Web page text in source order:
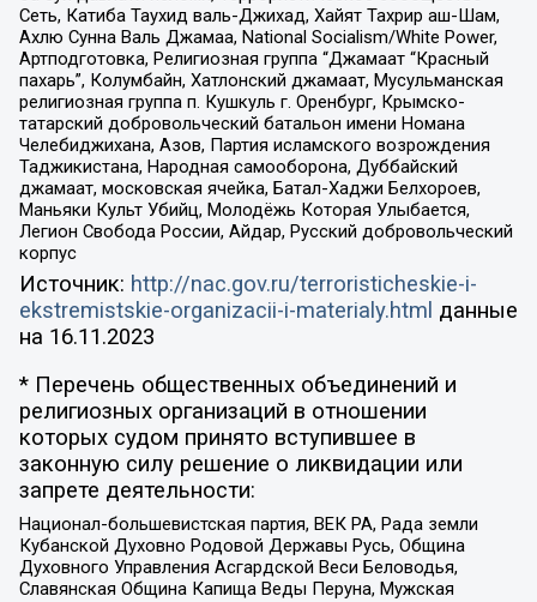
Сеть, Катиба Таухид валь-Джихад, Хайят Тахрир аш-Шам,
Ахлю Сунна Валь Джамаа, National Socialism/White Power,
Артподготовка, Религиозная группа “Джамаат “Красный
пахарь”, Колумбайн, Хатлонский джамаат, Мусульманская
религиозная группа п. Кушкуль г. Оренбург, Крымско-
татарский добровольческий батальон имени Номана
Челебиджихана, Азов, Партия исламского возрождения
Таджикистана, Народная самооборона, Дуббайский
джамаат, московская ячейка, Батал-Хаджи Белхороев,
Маньяки Культ Убийц, Молодёжь Которая Улыбается,
Легион Свобода России, Айдар, Русский добровольческий
корпус
Источник: http://nac.gov.ru/terroristicheskie-i-
ekstremistskie-organizacii-i-materialy.html данные
на 16.11.2023
* Перечень общественных объединений и
религиозных организаций в отношении
которых судом принято вступившее в
законную силу решение о ликвидации или
запрете деятельности:
Национал-большевистская партия, ВЕК РА, Рада земли
Кубанской Духовно Родовой Державы Русь, Община
Духовного Управления Асгардской Веси Беловодья,
Славянская Община Капища Веды Перуна, Мужская